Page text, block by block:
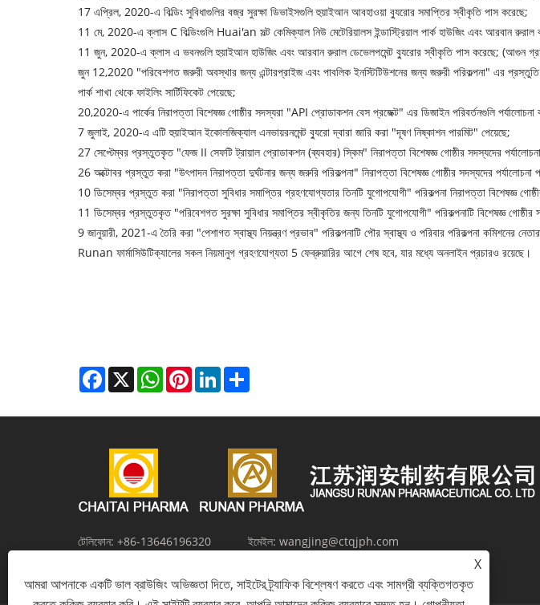
17 এপ্রিল, 2020-এ বিল্ডিং সুবিধাগুলির বজ্র সুরক্ষা ডিভাইসগুলি হুয়াইআন আবহাওয়া ব্যুরোর সমাপ্তির স্বীকৃতি পাস করেছে;
11 মে, 2020-এ ক্লাস C বিল্ডিংগুলি Huai'an সল্ট কেমিক্যাল নিউ মেটেরিয়ালস ইন্ডাস্ট্রিয়াল পার্ক হাউজিং এবং আরবান
11 জুন, 2020-এ ক্লাস এ ভবনগুলি হুয়াইআন হাউজিং এবং আরবান রুরাল ডেভেলপমেন্ট ব্যুরোর স্বীকৃতি পাস করেছে; (আগুন
জুন 12,2020 "পরিবেশগত জরুরী অবস্থার জন্য এন্টারপ্রাইজ এবং পাবলিক ইনস্টিটিউশনের জন্য জরুরী পরিকল্পনা" এর প্রস্তুতি
পার্ক শাখা থেকে ফাইলিং সার্টিফিকেট পেয়েছে;
20,2020-এ পার্কের নিরাপত্তা বিশেষজ্ঞ গোষ্ঠীর সদস্যরা "API প্রোডাকশন বেস প্রজেক্ট" এর ডিজাইন পরিবর্তনগুলি পর্যালোচনা
7 জুলাই, 2020-এ এটি হুয়াইআন ইকোলজিক্যাল এনভায়রনমেন্ট ব্যুরো দ্বারা জারি করা "দূষণ নিষ্কাশন পারমিট" পেয়েছে;
27 সেপ্টেম্বর প্রস্তুতকৃত "ফেজ II সেফটি ট্রায়াল প্রোডাকশন (ব্যবহার) স্কিম" নিরাপত্তা বিশেষজ্ঞ গোষ্ঠীর সদস্যদের
26 অক্টোবর প্রস্তুত করা "উৎপাদন নিরাপত্তা দুর্ঘটনার জন্য জরুরি পরিকল্পনা" নিরাপত্তা বিশেষজ্ঞ গোষ্ঠীর সদস্যদের পর্যালোচনা
10 ডিসেম্বর প্রস্তুত করা "নিরাপত্তা সুবিধার সমাপ্তির গ্রহণযোগ্যতার তিনটি যুগোপযোগী" পরিকল্পনা নিরাপত্তা বিশেষজ্ঞ
11 ডিসেম্বর প্রস্তুতকৃত "পরিবেশগত সুরক্ষা সুবিধার সমাপ্তির স্বীকৃতির জন্য তিনটি যুগোপযোগী" পরিকল্পনাটি বিশেষজ্ঞ গোষ্ঠীর
9 জানুয়ারী, 2021-এ তৈরি করা "পেশাগত স্বাস্থ্য নিয়ন্ত্রণ প্রভাব" পরিকল্পনাটি পৌর স্বাস্থ্য ও পরিবার পরিকল্পনা কমিশনের
Runan ফার্মাসিউটিক্যালের সকল নিয়মানুগ গ্রহণযোগ্যতা 5 ফেব্রুয়ারির আগে শেষ হবে, যার মধ্যে অনলাইন প্রচারও রয়েছে।
Facebook
X WhatsAppPinterestLinkedIn
টেলিফোন: +86-13646196320 ইমেইল: wangjing@ctqjph.com
X
আমরা আপনাকে একটি ভাল ব্রাউজিং অভিজ্ঞতা দিতে, সাইটের ট্র্যাফিক বিশ্লেষণ করতে এবং সামগ্রী ব্যক্তিগতকৃত